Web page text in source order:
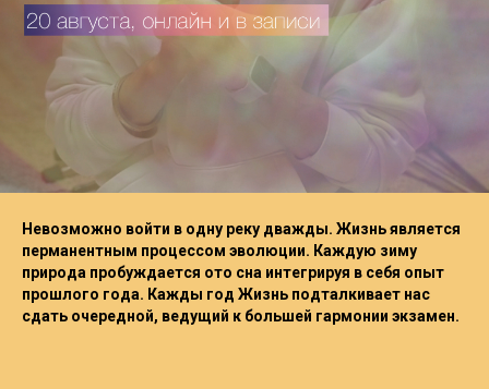
Невозможно войти в одну реку дважды. Жизнь является
перманентным процессом эволюции. Каждую зиму
природа пробуждается ото сна интегрируя в себя опыт
прошлого года. Кажды год Жизнь подталкивает нас
сдать очередной, ведущий к большей гармонии экзамен.